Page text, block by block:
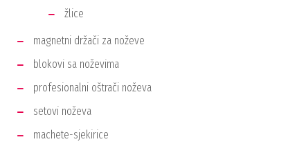
žlice
magnetni držači za noževe
blokovi sa noževima
profesionalni oštrači noževa
setovi noževa
machete-sjekirice